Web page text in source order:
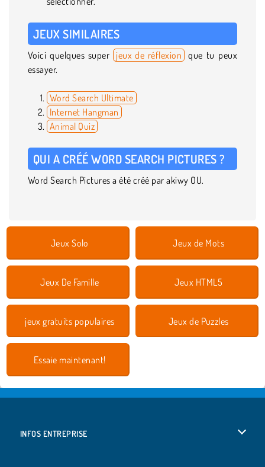
JEUX SIMILAIRES
Voici quelques super jeux de réflexion que tu peux
essayer.
Word Search Ultimate
Internet Hangman
Animal Quiz
QUI A CRÉÉ WORD SEARCH PICTURES ?
Word Search Pictures a été créé par akiwy OU.
Jeux Solo Jeux de Mots
Jeux De Famille Jeux HTML5
jeux gratuits populaires Jeux de Puzzles
Essaie maintenant!
INFOS ENTREPRISE